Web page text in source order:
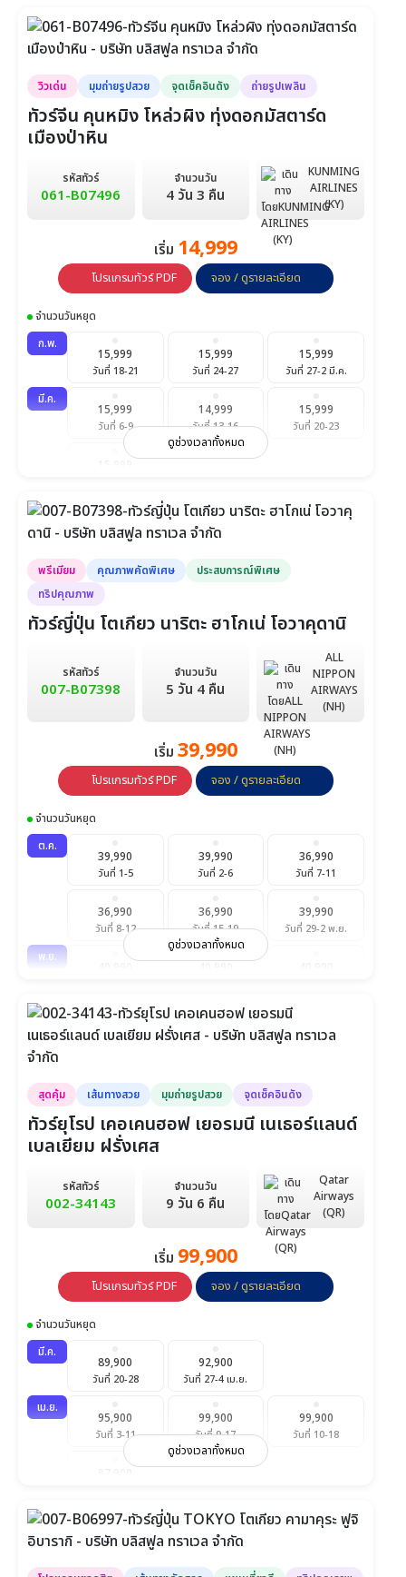
วิวเด่น มุมถ่ายรูปสวย จุดเช็คอินดัง ถ่ายรูปเพลิน
ทัวร์จีน คุนหมิง โหล่วผิง ทุ่งดอกมัสตาร์ด
เมืองป่าหิน
รหัสทัวร์
061-B07496
จำนวนวัน
4 วัน 3 คืน
KUNMING
AIRLINES
(KY)
เริ่ม 14,999
โปรแกรมทัวร์ PDF จอง / ดูรายละเอียด
จำนวนวันหยุด
ก.พ.
15,999
วันที่ 18-21
15,999
วันที่ 24-27
15,999
วันที่ 27-2 มี.ค.
มี.ค.
15,999
วันที่ 6-9
14,999
วันที่ 13-16
15,999
วันที่ 20-23
ดูช่วงเวลาทั้งหมด
พรีเมียม คุณภาพคัดพิเศษ
ประสบการณ์พิเศษ
ทริปคุณภาพ
ทัวร์ญี่ปุ่น โตเกียว นาริตะ ฮาโกเน่ โอวาคุดานิ
รหัสทัวร์
007-B07398
จำนวนวัน
5 วัน 4 คืน
ALL
NIPPON
AIRWAYS
(NH)
เริ่ม 39,990
โปรแกรมทัวร์ PDF จอง / ดูรายละเอียด
จำนวนวันหยุด
ต.ค.
39,990
วันที่ 1-5
39,990
วันที่ 2-6
36,990
วันที่ 7-11
36,990
วันที่ 8-12
36,990
วันที่ 15-19
39,990
วันที่ 29-2 พ.ย.
พ.ย.
40,990
วันที่ 28-2 ธ.ค.
ดูช่วงเวลาทั้งหมด
สุดคุ้ม เส้นทางสวย มุมถ่ายรูปสวย จุดเช็คอินดัง
ทัวร์ยุโรป เคอเคนฮอฟ เยอรมนี เนเธอร์แลนด์
เบลเยียม ฝรั่งเศส
รหัสทัวร์
002-34143
จำนวนวัน
9 วัน 6 คืน
Qatar
Airways
(QR)
เริ่ม 99,900
โปรแกรมทัวร์ PDF จอง / ดูรายละเอียด
จำนวนวันหยุด
มี.ค.
89,900
วันที่ 20-28
92,900
วันที่ 27-4 เม.ย.
เม.ย.
95,900
วันที่ 3-11
99,900
วันที่ 9-17
99,900
วันที่ 10-18
พ.ค.
94,900
วันที่ 3-11
ดูช่วงเวลาทั้งหมด